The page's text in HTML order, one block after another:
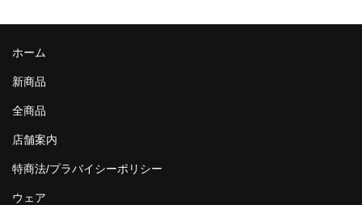
ホーム
新商品
全商品
店舗案内
特商法/プラバイシーポリシー
ウェア